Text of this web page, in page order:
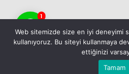
1
Web sitemizde size en iyi deneyimi
kullanıyoruz. Bu siteyi kullanmaya
ettiğinizi
Tamam